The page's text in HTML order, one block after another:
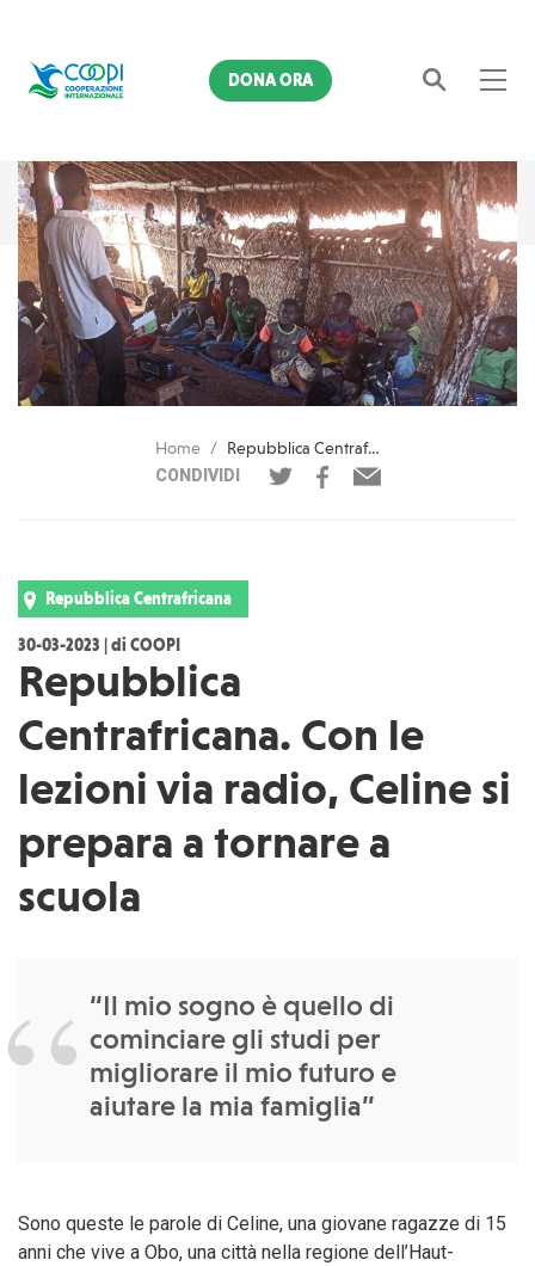
Cerca
DONA ORA
Home
Repubblica Centrafricana. Con le lezioni via radio, Celine si prepara a tornare a scuola
CONDIVIDI
Repubblica Centrafricana
30-03-2023 | di COOPI
Repubblica
Centrafricana. Con le
lezioni via radio, Celine si
prepara a tornare a
scuola
“Il mio sogno è quello di
cominciare gli studi per
migliorare il mio futuro e
aiutare la mia famiglia”
Sono queste le parole di Celine, una giovane ragazze di 15
anni che vive a Obo, una città nella regione dell’Haut-